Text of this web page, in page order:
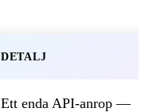
DETALJ
Ett enda API-anrop —